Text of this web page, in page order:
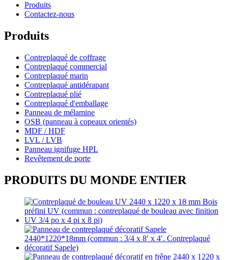
Produits
Contactez-nous
Produits
Contreplaqué de coffrage
Contreplaqué commercial
Contreplaqué marin
Contreplaqué antidérapant
Contreplaqué plié
Contreplaqué d'emballage
Panneau de mélamine
OSB (panneau à copeaux orientés)
MDF / HDF
LVL / LVB
Panneau ignifuge HPL
Revêtement de porte
PRODUITS DU MONDE ENTIER